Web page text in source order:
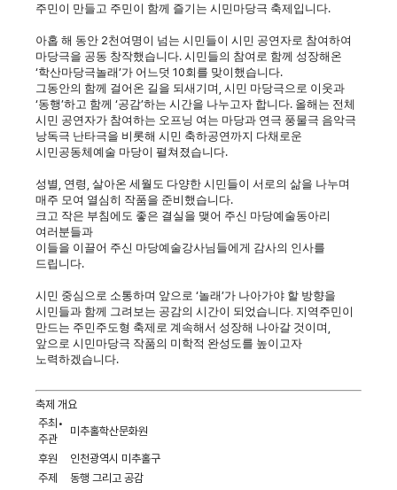
주민이 만들고 주민이 함께 즐기는 시민마당극 축제입니다.
아홉 해 동안 2천여명이 넘는 시민들이 시민 공연자로 참여하여
마당극을 공동 창작했습니다. 시민들의 참여로 함께 성장해온
‘학산마당극놀래’가 어느덧 10회를 맞이했습니다.
그동안의 함께 걸어온 길을 되새기며 시민 마당극으로 이웃과
‘동행’하고 함께 ‘공감’하는 시간을 나누고자 합니다. 올해는 전체
시민 공연자가 참여하는 오프닝 여는 마당과 연극 풍물극 음악극
낭독극 난타극을 비롯해 시민 축하공연까지 다채로운
시민공동체예술 마당이 펼쳐졌습니다.
성별 연령 살아온 세월도 다양한 시민들이 서로의 삶을 나누며
매주 모여 열심히 작품을 준비했습니다.
크고 작은 부침에도 좋은 결실을 맺어 주신 마당예술동아리
여러분들과
이들을 이끌어 주신 마당예술강사님들에게 감사의 인사를
드립니다.
시민 중심으로 소통하며 앞으로 ‘놀래’가 나아가야 할 방향을
시민들과 함께 그려보는 공감의 시간이 되었습니다. 지역주민이
만드는 주민주도형 축제로 계속해서 성장해 나아갈 것이며
앞으로 시민마당극 작품의 미학적 완성도를 높이고자
노력하겠습니다.
축제 개요
주최•
주관
미추홀학산문화원
후원
인천광역시 미추홀구
주제
동행 그리고 공감